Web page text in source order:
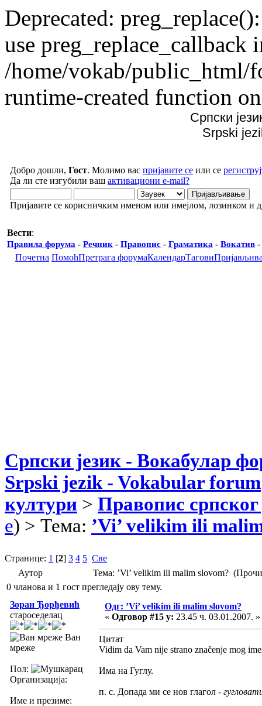
Deprecated:
use preg_replace_callback
/home/vokab/public_html/
runtime-created function
Српски
Srpski
Добро дошли, Гост. Молимо вас пријавите се или се
Да ли сте изгубили ваш активациони e-mail?
Пријавите се корисничким именом или имејлом, лозинком и
Вести:
Правила форума - Речник - Правопис - Граматика - Вокатив -
Почетна ПомоћПретрага форумаКалендарТагови
Српски језик - Вокабулар
Srpski jezik - Vokabular forum
култури > Правопис српског
e) > Тема: ’Vi’ velikim ili
Странице: 1 [2] 3 4 5 Све
Аутор
Тема: ’Vi’ velikim ili malim slovom?
0 чланова и 1 гост прегледају ову тему.
Зоран Ђорђевић
староседелац
Ван
мреже
Пол:
Организација:
Име и презиме:
Одг: ’Vi’ velikim ili malim slovom?
« Одговор #15 у: 23.45 ч. 03.01.2007. »
Цитат
Vidim da Vam nije strano značenje mog
Има на Гуглу.
п. с. Допада ми се нов глагол -